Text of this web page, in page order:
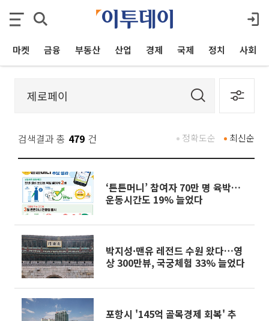
마켓 금융 부동산 산업 경제 국제 정치 사회
검색결과 총 479 건 최신순
정확도순
‘튼튼머니’ 참여자 70만 명 육박…
운동시간도 19% 늘었다
박지성·맨유 레전드 수원 왔다…영
상 300만뷰, 국궁체험 33% 늘었다
포항시 '145억 골목경제 회복' 추